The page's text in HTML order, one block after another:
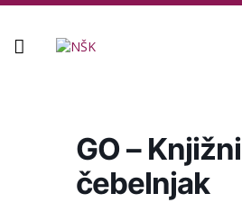
GO – Knjižni
čebelnjak